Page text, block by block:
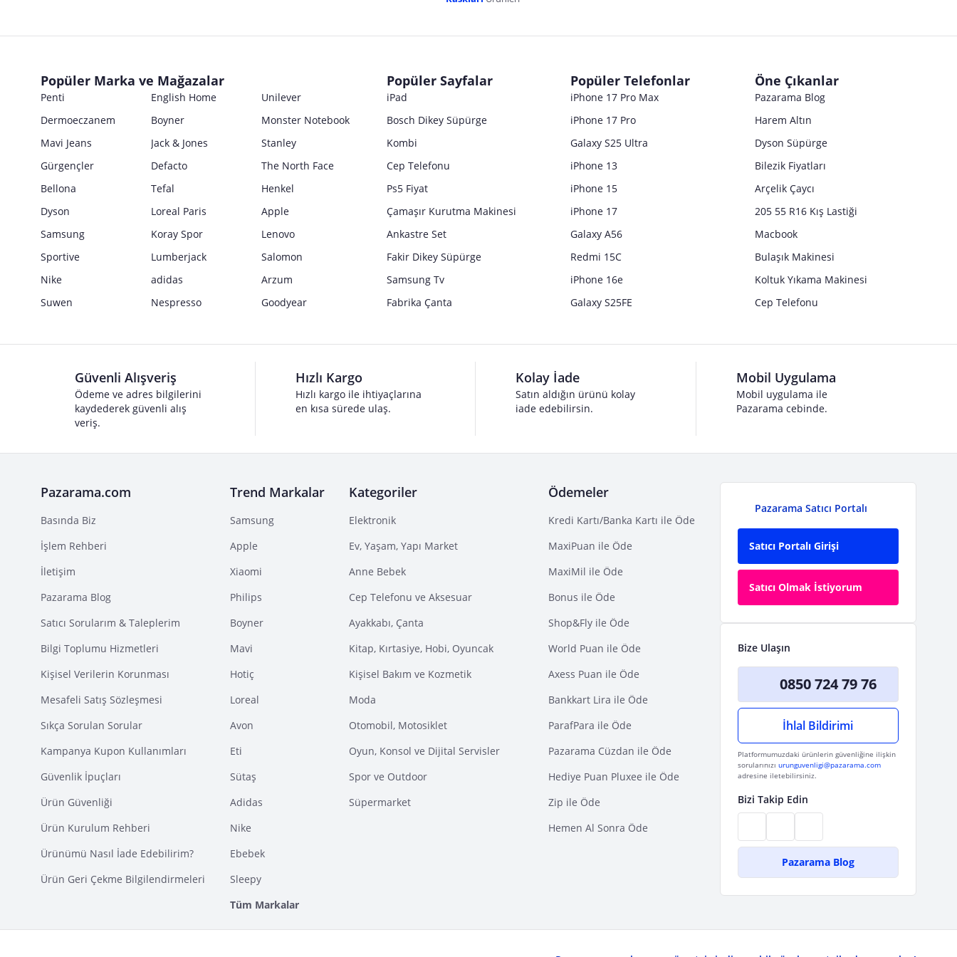
Posta Adresi
Satıcı bilgi girişi yapmamıştır.
Marka
Satıcı bilgi girişi yapmamıştır.
E Posta Adresi
Satıcı bilgi girişi yapmamıştır.
Satıcı bilgi girişi yapmamıştır.
Satıcı bilgi girişi yapmamıştır.
Satıcı bilgi girişi yapmamıştır.
Popüler Marka ve Mağazalar
Penti English Home
Unilever
Dermoeczanem
Boyner
Monster Notebook
Mavi Jeans
Jack & Jones
Stanley
Gürgençler
Defacto
The North Face
Bellona
Tefal
Henkel
Dyson
Loreal Paris
Apple
Samsung
Koray Spor
Lenovo
Sportive
Lumberjack
Salomon
Nike
adidas
Arzum
Suwen
Nespresso Goodyear
Popüler Sayfalar
iPad
Bosch Dikey Süpürge
Kombi
Cep Telefonu
Ps5 Fiyat
Çamaşır Kurutma Makinesi
Ankastre Set
Fakir Dikey Süpürge
Samsung Tv
Fabrika Çanta
Popüler Telefonlar
iPhone 17 Pro Max
iPhone 17 Pro
Galaxy S25 Ultra
iPhone 13
iPhone 15
iPhone 17
Galaxy A56
Redmi 15C
iPhone 16e
Galaxy S25FE
Öne Çıkanlar
Pazarama Blog
Harem Altın
Dyson Süpürge
Bilezik Fiyatları
Arçelik Çaycı
205 55 R16 Kış Lastiği
Macbook
Bulaşık Makinesi
Koltuk Yıkama Makinesi
Cep Telefonu
Güvenli Alışveriş
Ödeme ve adres bilgilerini
kaydederek güvenli alış
veriş.
Hızlı Kargo
Hızlı kargo ile ihtiyaçlarına
en kısa sürede ulaş.
Kolay İade
Satın aldığın ürünü kolay
iade edebilirsin.
Mobil Uygulama
Mobil uygulama ile
Pazarama cebinde.
Pazarama.com
Basında Biz
İşlem Rehberi
İletişim
Pazarama Blog
Satıcı Sorularım & Taleplerim
Bilgi Toplumu Hizmetleri
Kişisel Verilerin Korunması
Mesafeli Satış Sözleşmesi
Sıkça Sorulan Sorular
Kampanya Kupon Kullanımları
Güvenlik İpuçları
Ürün Güvenliği
Ürün Kurulum Rehberi
Ürünümü Nasıl İade Edebilirim?
Ürün Geri Çekme Bilgilendirmeleri
Trend Markalar
Samsung
Apple
Xiaomi
Philips
Boyner
Mavi
Hotiç
Loreal
Avon
Eti
Sütaş
Adidas
Nike
Ebebek
Sleepy
Tüm Markalar
Kategoriler
Elektronik
Ev, Yaşam, Yapı Market
Anne Bebek
Cep Telefonu ve Aksesuar
Ayakkabı, Çanta
Kitap, Kırtasiye, Hobi, Oyuncak
Kişisel Bakım ve Kozmetik
Moda
Otomobil, Motosiklet
Oyun, Konsol ve Dijital Servisler
Spor ve Outdoor
Süpermarket
Ödemeler
Kredi Kartı/Banka Kartı ile Öde
MaxiPuan ile Öde
MaxiMil ile Öde
Bonus ile Öde
Shop&Fly ile Öde
World Puan ile Öde
Axess Puan ile Öde
Bankkart Lira ile Öde
ParafPara ile Öde
Pazarama Cüzdan ile Öde
Hediye Puan Pluxee ile Öde
Zip ile Öde
Hemen Al Sonra Öde
Pazarama Satıcı Portalı
Satıcı Portalı Girişi
Satıcı Olmak İstiyorum
Bize Ulaşın
0850 724 79 76
İhlal Bildirimi
Platformumuzdaki ürünlerin güvenliğine ilişkin
sorularınızı urunguvenligi@pazarama.com
adresine iletebilirsiniz.
Bizi Takip Edin
Pazarama Blog